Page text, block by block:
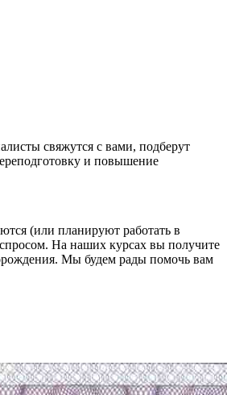
свяжутся с вами, подберут
и повышение
(или планируют работать в
На наших курсах вы получите
Мы будем рады помочь вам